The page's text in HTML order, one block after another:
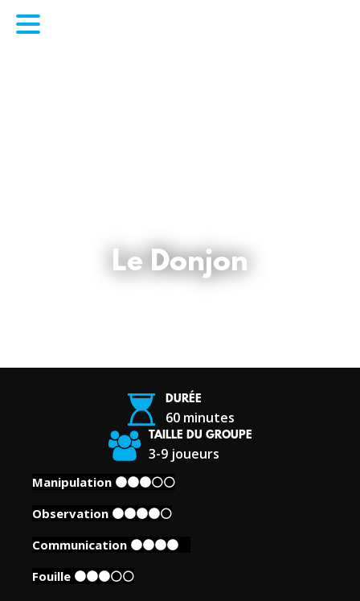
Le Donjon
Manipulation 🟠🟠🟠⚪️⚪️
Observation 🟠🟠🟠🟠⚪️
Communication 🟠🟠🟠🟠
Fouille 🟠🟠🟠⚪️⚪️
DURÉE
60 minutes
TAILLE DU GROUPE
3-9 joueurs